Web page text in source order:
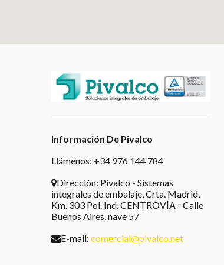
Información De Pivalco
Llámenos: +34 976 144 784
Dirección: Pivalco - Sistemas
integrales de embalaje, Crta. Madrid,
Km. 303 Pol. Ind. CENTROVÍA - Calle
Buenos Aires, nave 57
E-mail: comercial@pivalco.net